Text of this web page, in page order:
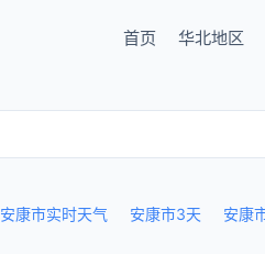
首页 华北地区
安康市实时天气 安康市3天 安康